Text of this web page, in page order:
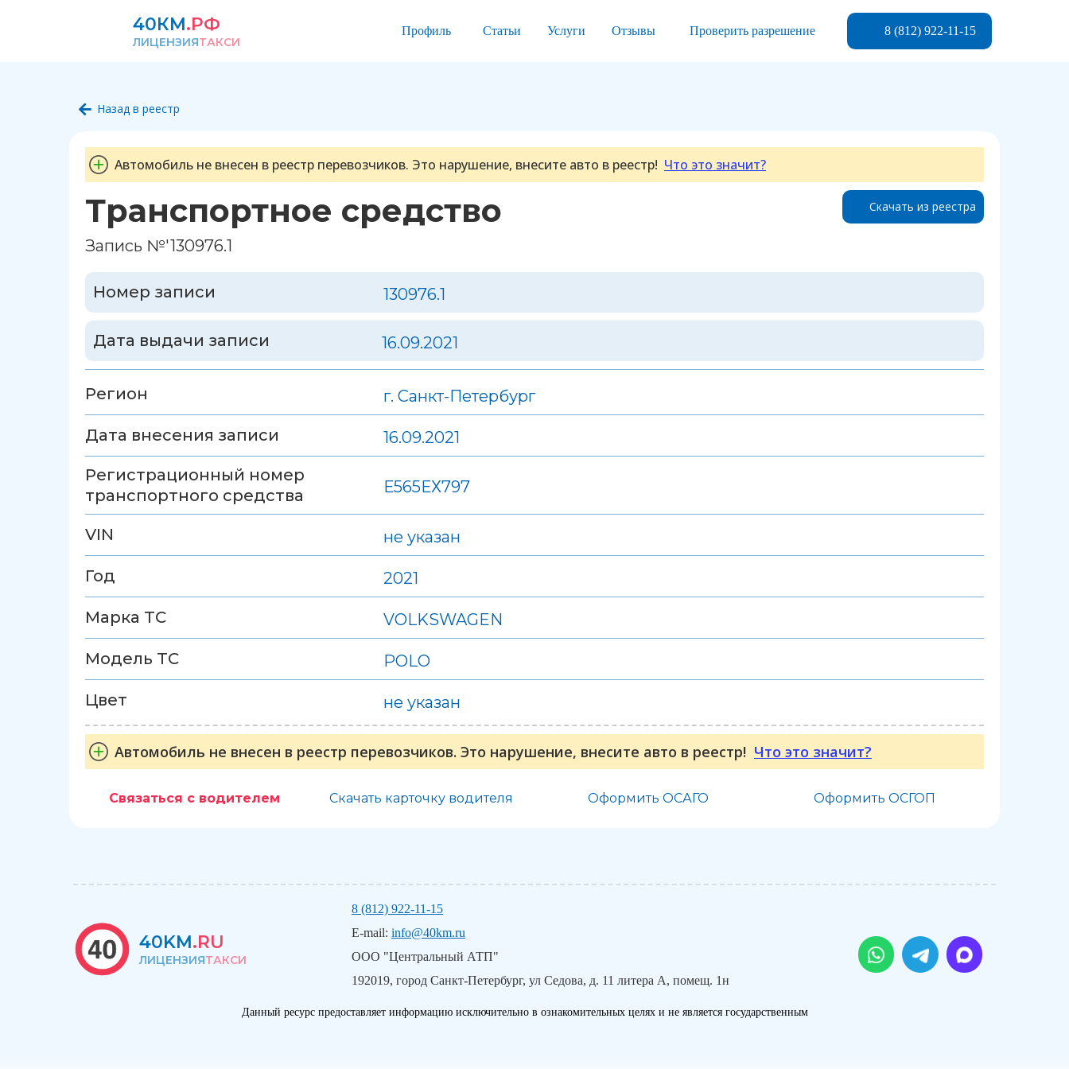
40КМ.РФ
ЛИЦЕНЗИЯТАКСИ
Профиль Статьи Услуги Отзывы Проверить разрешение 8 (812) 922-11-15
Назад в реестр
Автомобиль не внесен в реестр перевозчиков. Это нарушение, внесите авто в реестр! Что это значит?
Транспортное средство
Запись №'130976.1
Скачать из реестра
Номер записи 130976.1
Дата выдачи записи 16.09.2021
Регион г. Санкт-Петербург
Дата внесения записи
16.09.2021
Регистрационный номер
транспортного средства
Е565ЕХ797
VIN не указан
Год 2021
Марка ТС VOLKSWAGEN
Модель ТС POLO
Цвет не указан
Автомобиль не внесен в реестр перевозчиков. Это нарушение, внесите авто в реестр! Что это значит?
Связаться с водителем Скачать карточку водителя Оформить ОСАГО Оформить ОСГОП
40KM.RU
ЛИЦЕНЗИЯТАКСИ
8 (812) 922-11-15
E-mail: info@40km.ru
ООО "Центральный АТП"
192019, город Санкт-Петербург, ул Седова, д. 11 литера А, помещ. 1н
Данный ресурс предоставляет информацию исключительно в ознакомительных целях и не является государственным